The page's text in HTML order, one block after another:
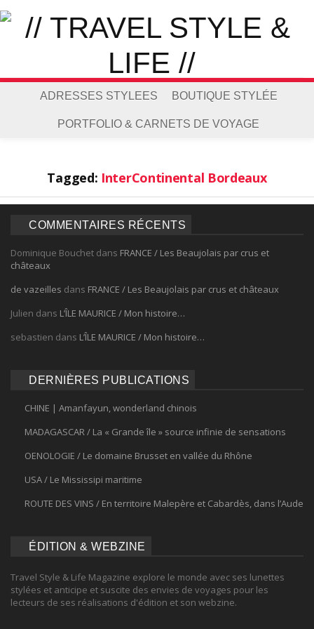
ADRESSES STYLEES BOUTIQUE STYLÉE
PORTFOLIO & CARNETS DE VOYAGE
Tagged: InterContinental Bordeaux
COMMENTAIRES RÉCENTS
Dominique Bouchet dans FRANCE / Les Beaujolais par crus et
châteaux
de vazeilles dans FRANCE / Les Beaujolais par crus et châteaux
Julien dans L’ÎLE MAURICE / Mon histoire…
sebastien dans L’ÎLE MAURICE / Mon histoire…
DERNIÈRES PUBLICATIONS
CHINE | Amanfayun, wonderland chinois
MADAGASCAR / La « Grande île » source infinie de sensations
OENOLOGIE / Le domaine Brusset en vallée du Rhône
USA / Le Mississipi maritime
ROUTE DES VINS / En territoire Malepère et Cabardès, dans l’Aude
ÉDITION & WEBZINE
Travel Style & Life Magazine explore le monde avec ses lunettes
stylées et anticipe et suscite des envies de voyages pour les
lecteurs de ses réalisations d'édition et son webzine.